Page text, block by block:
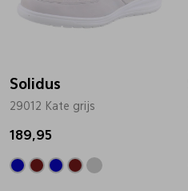
Solidus
29012 Kate grijs
189,95